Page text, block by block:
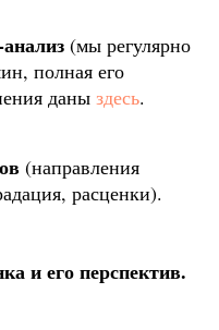
(мы регулярно
полная его
даны здесь.
(направления
расценки).
и его перспектив.